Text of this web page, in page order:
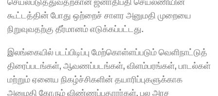
கூட்டத்தின் போது ஒற்றைச் சாளர அனுமதி முறையை
நிறுவுவதற்கு தீர்மானம் எடுக்கப்பட்டது.
இலங்கையில் படப்பிடிப்பு மேற்கொள்ளப்படும் வெளிநாட்டுத்
திரைப்படங்கள், ஆவணப்படங்கள், விளம்பரங்கள், பாடல்கள்
மற்றும் ஏனைய நிகழ்ச்சிகளின் தயாரிப்புகளுக்காக
அனுமதி கோரும் விண்ணப்பதாரர்கள், பல அரச